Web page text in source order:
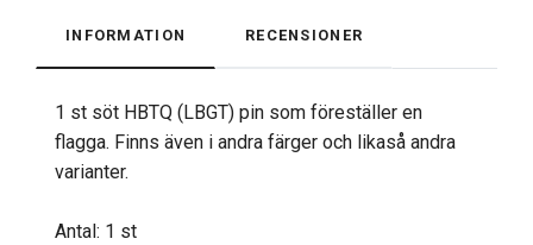
INFORMATION RECENSIONER
1 st söt HBTQ (LBGT) pin som föreställer en
flagga. Finns även i andra färger och likaså andra
varianter.
Antal: 1 st